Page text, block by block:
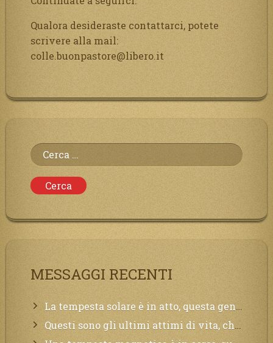
Qualora desideraste contattarci, potete
scrivere alla mail:
colle.buonpastore@libero.it
Ricerca
per:
MESSAGGI RECENTI
La tempesta solare è in atto, questa generazione soffrirà molto, la Terra arderà, l’acqua sarà contaminata, il cibo non sarà più nelle vostre mense.
Questi sono gli ultimi attimi di vita, chi si vuole salvare Mi chiami in suo aiuto.